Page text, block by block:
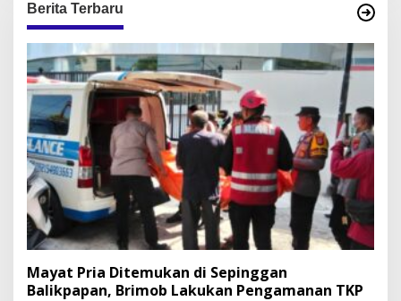
Berita Terbaru
Mayat Pria Ditemukan di Sepinggan
Balikpapan, Brimob Lakukan Pengamanan TKP